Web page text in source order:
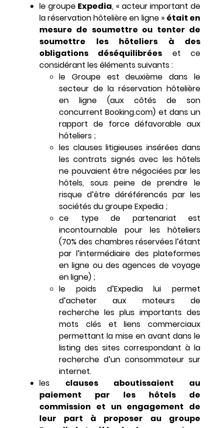
le groupe Expedia, « acteur important de
la réservation hôtelière en ligne » était en
mesure de soumettre ou tenter de
soumettre les hôteliers à des
obligations déséquilibrées et ce
considérant les éléments suivants :
le Groupe est deuxième dans le
secteur de la réservation hôtelière
en ligne (aux côtés de son
concurrent Booking.com) et dans un
rapport de force défavorable aux
hôteliers ;
les clauses litigieuses insérées dans
les contrats signés avec les hôtels
ne pouvaient être négociées par les
hôtels, sous peine de prendre le
risque d’être déréférencés par les
sociétés du groupe Expedia ;
ce type de partenariat est
incontournable pour les hôteliers
(70% des chambres réservées l’étant
par l’intermédiaire des plateformes
en ligne ou des agences de voyage
en ligne) ;
le poids d’Expedia lui permet
d’acheter aux moteurs de
recherche les plus importants des
mots clés et liens commerciaux
permettant la mise en avant dans le
listing des sites correspondant à la
recherche d’un consommateur sur
internet.
les clauses aboutissaient au
paiement par les hôtels de
commission et un engagement de
leur part à proposer au groupe